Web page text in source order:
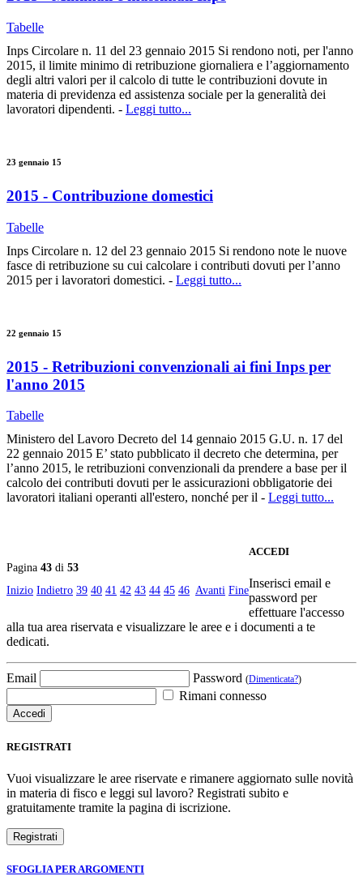
Tabelle
Inps Circolare n. 11 del 23 gennaio 2015 Si rendono noti, per l'anno
2015, il limite minimo di retribuzione giornaliera e l’aggiornamento
degli altri valori per il calcolo di tutte le contribuzioni dovute in
materia di previdenza ed assistenza sociale per la generalità dei
lavoratori dipendenti. - Leggi tutto...
23 gennaio 15
2015 - Contribuzione domestici
Tabelle
Inps Circolare n. 12 del 23 gennaio 2015 Si rendono note le nuove
fasce di retribuzione su cui calcolare i contributi dovuti per l’anno
2015 per i lavoratori domestici. - Leggi tutto...
22 gennaio 15
2015 - Retribuzioni convenzionali ai fini Inps per
l'anno 2015
Tabelle
Ministero del Lavoro Decreto del 14 gennaio 2015 G.U. n. 17 del
22 gennaio 2015 E’ stato pubblicato il decreto che determina, per
l’anno 2015, le retribuzioni convenzionali da prendere a base per il
calcolo dei contributi dovuti per le assicurazioni obbligatorie dei
lavoratori italiani operanti all'estero, nonché per il - Leggi tutto...
Pagina 43 di 53
Inizio Indietro 39 40 41 42 43 44 45 46 Avanti Fine
ACCEDI
Inserisci email e
password per
effettuare l'accesso
alla tua area riservata e visualizzare le aree e i documenti a te
dedicati.
Email Password (Dimenticata?)
Rimani connesso
REGISTRATI
Vuoi visualizzare le aree riservate e rimanere aggiornato sulle novità
in materia di fisco e leggi sul lavoro? Registrati subito e
gratuitamente tramite la pagina di iscrizione.
SFOGLIA PER ARGOMENTI